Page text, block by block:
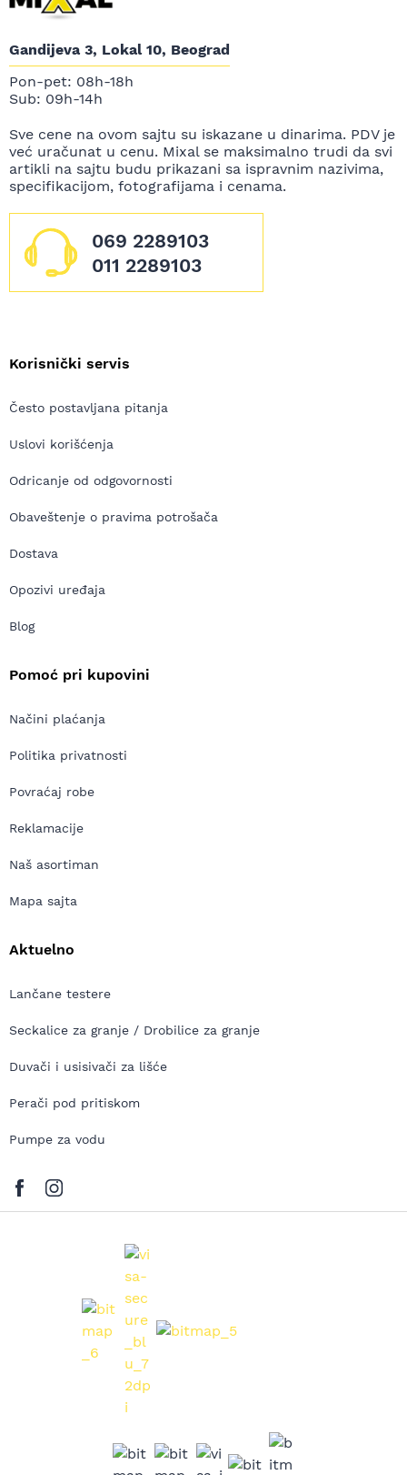
Gandijeva 3, Lokal 10, Beograd
Pon-pet: 08h-18h
Sub: 09h-14h
Sve cene na ovom sajtu su iskazane u dinarima. PDV je
već uračunat u cenu. Mixal se maksimalno trudi da svi
artikli na sajtu budu prikazani sa ispravnim nazivima,
specifikacijom, fotografijama i cenama.
069 2289103
011 2289103
Korisnički servis
Često postavljana pitanja
Uslovi korišćenja
Odricanje od odgovornosti
Obaveštenje o pravima potrošača
Dostava
Opozivi uređaja
Blog
Pomoć pri kupovini
Načini plaćanja
Politika privatnosti
Povraćaj robe
Reklamacije
Naš asortiman
Mapa sajta
Aktuelno
Lančane testere
Seckalice za granje / Drobilice za granje
Duvači i usisivači za lišće
Perači pod pritiskom
Pumpe za vodu